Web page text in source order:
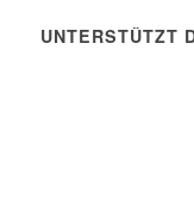
UNTERSTÜTZT